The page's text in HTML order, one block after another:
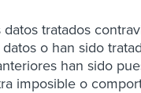
tratados
o han sido
han sido
imposible o